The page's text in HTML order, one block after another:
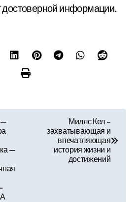
достоверной информации.
—
—
Миллс Кел –
захватывающая и
впечатляющая
история жизни и
достижений